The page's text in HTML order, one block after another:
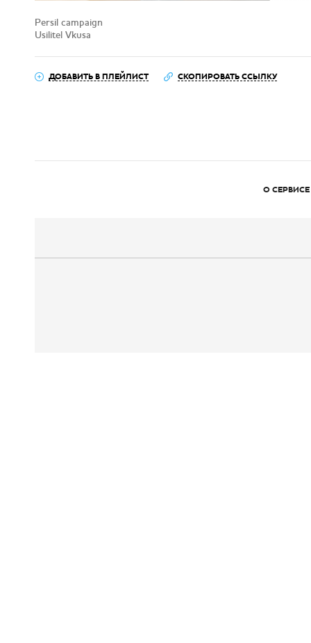
Persil campaign
Usilitel Vkusa
ДОБАВИТЬ В ПЛЕЙЛИСТ СКОПИРОВАТЬ ССЫЛКУ
О СЕРВИСЕ